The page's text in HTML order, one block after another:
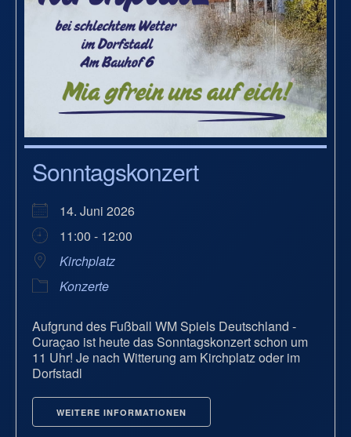
Sonntagskonzert
14. Juni 2026
11:00 - 12:00
Kirchplatz
Konzerte
Aufgrund des Fußball WM Spiels Deutschland -
Curaçao ist heute das Sonntagskonzert schon um
11 Uhr! Je nach Witterung am Kirchplatz oder im
Dorfstadl
WEITERE INFORMATIONEN